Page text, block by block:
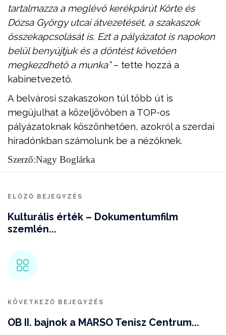
tartalmazza a meglévő kerékpárút Körte és
Dózsa György utcai átvezetését, a szakaszok
összekapcsolását is. Ezt a pályázatot is napokon
belül benyújtjuk és adöntést követően
megkezdhető a munka”– tette hozzá a
kabinetvezető.
A belvárosi szakaszokon túl több út is
megújulhat a közeljövőben a TOP-os
pályázatoknak köszönhetően, azokról a szerdai
híradónkban számolunk be a nézőknek.
Szerző:Nagy Boglárka
ELŐZŐ BEJEGYZÉS
Kulturális érték – Dokumentumfilm
szemlén...
KÖVETKEZŐ BEJEGYZÉS
OB II. bajnok a MARSO Tenisz Centrum...